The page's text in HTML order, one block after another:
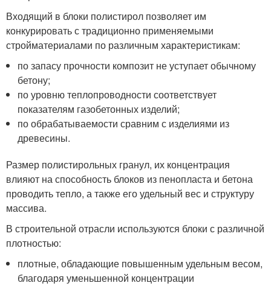
Входящий в блоки полистирол позволяет им
конкурировать с традиционно применяемыми
стройматериалами по различным характеристикам:
по запасу прочности композит не уступает обычному
бетону;
по уровню теплопроводности соответствует
показателям газобетонных изделий;
по обрабатываемости сравним с изделиями из
древесины.
Размер полистирольных гранул, их концентрация
влияют на способность блоков из пенопласта и бетона
проводить тепло, а также его удельный вес и структуру
массива.
В строительной отрасли используются блоки с различной
плотностью:
плотные, обладающие повышенным удельным весом,
благодаря уменьшенной концентрации